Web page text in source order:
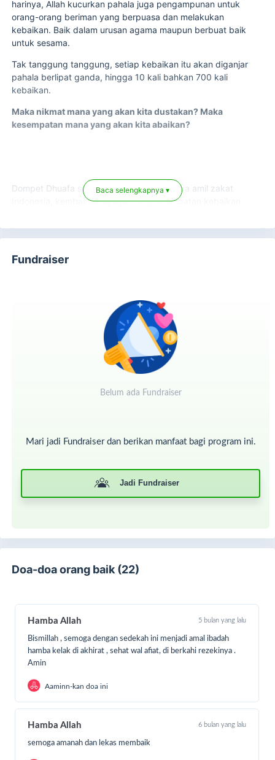
harinya, Allah kucurkan pahala juga pengampunan untuk
orang-orang beriman yang berpuasa dan melakukan
kebaikan. Baik dalam urusan agama maupun berbuat baik
untuk sesama.
Tak tanggung tanggung, setiap kebaikan itu akan diganjar
pahala berlipat ganda, hingga 10 kali bahkan 700 kali
kebaikan.
Maka nikmat mana yang akan kita dustakan? Maka
kesempatan mana yang akan kita abaikan?
Dompet Dhuafa sebagai salah satu lembaga amil zakat
Indonesia, kembali berupaya menjadi jembatan kebaikan
lebih membutuhkan melalui programBerbagi Buka Puasa.
mereka yang membutuhkan dhuafa, yatim, lansia, termasuk
berbagi buka puasa di Ramadan. Klik DONASI SEKARANG
Baca selengkapnya ▾
Fundraiser
Belum ada Fundraiser
Mari jadi Fundraiser dan berikan manfaat bagi program ini.
Jadi Fundraiser
Doa-doa orang baik (22)
Hamba Allah 5 bulan yang lalu
Bismillah , semoga dengan sedekah ini menjadi amal ibadah
hamba kelak di akhirat , sehat wal afiat, di berkahi rezekinya .
Amin
Aaminn-kan doa ini
Hamba Allah 6 bulan yang lalu
semoga amanah dan lekas membaik